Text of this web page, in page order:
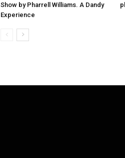
Show by Pharrell Williams. A Dandy
Experience